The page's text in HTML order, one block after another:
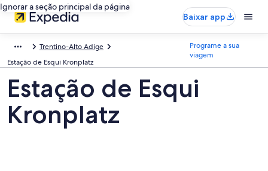
Ignorar a seção principal da página
Baixar app
Trentino-Alto Adige
Estação de Esqui Kronplatz
Programe a sua
viagem
Estação de Esqui
Kronplatz